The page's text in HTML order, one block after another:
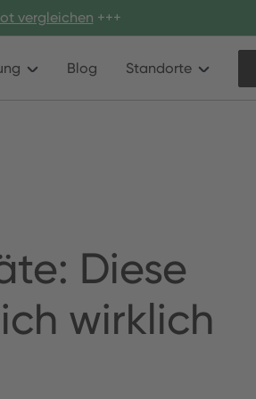
vergleichen +++
Blog Standorte
Diese
wirklich